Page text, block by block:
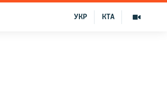
КТА
УКР